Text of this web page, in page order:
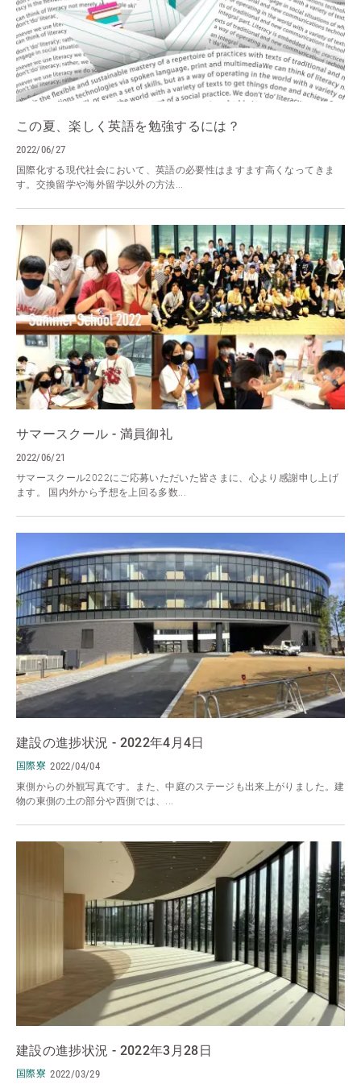
この夏、楽しく英語を勉強するには？
2022/06/27
国際化する現代社会において、英語の必要性はますます高くなってきま
す。交換留学や海外留学以外の方法...
サマースクール - 満員御礼
2022/06/21
サマースクール2022にご応募いただいた皆さまに、心より感謝申し上げ
ます。 国内外から予想を上回る多数...
建設の進捗状況 - 2022年4月4日
国際寮 2022/04/04
東側からの外観写真です。また、中庭のステージも出来上がりました。建
物の東側の土の部分や西側では、...
建設の進捗状況 - 2022年3月28日
国際寮 2022/03/29